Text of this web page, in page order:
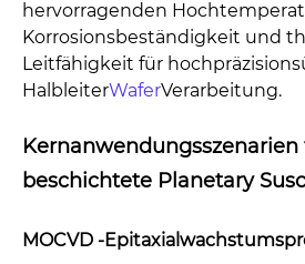
hervorragenden
Korrosionsbeständigkeit und
Leitfähigkeit für
HalbleiterWaferVerarbeitung.
Kernanwendungsszenarien
beschichtete Planetary
MOCVD -